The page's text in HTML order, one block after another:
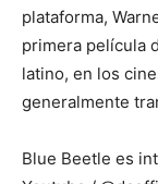
plataforma,
primera película
latino, en los
generalmente
Blue Beetle es